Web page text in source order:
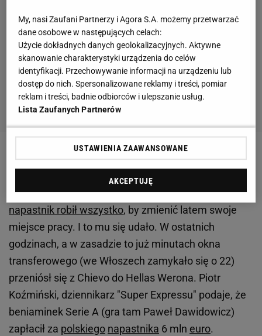
Zobacz wideo
Po tym, jakChievospadło na zapleczeSerieA,polski
napastnik robił wszystko, by zmienić latem swoje
miejsce pracy. I to mu się udało. W ostatnich
godzinach, a w zasadzie to już minutach okna
transferowego (we Włoszech zamykało się o 22)
przeniósł się z Chievo do Hellas Werona. Piotr
Koźmiński, dziennikarz "Super Expressu" podaje, że
beniaminek Serie A (gra tam Paweł Dawidowicz)
zapłacił za polskiego napastnika 6 mln euro.
My, nasi Zaufani Partnerzy i Agora S.A. możemy przetwarzać
dane osobowe w następujących celach:
Użycie dokładnych danych geolokalizacyjnych. Aktywne
skanowanie charakterystyki urządzenia do celów
identyfikacji. Przechowywanie informacji na urządzeniu lub
dostęp do nich. Spersonalizowane reklamy i treści, pomiar
reklam i treści, badnie odbiorców i ulepszanie usług.
Lista Zaufanych Partnerów
USTAWIENIA ZAAWANSOWANE
AKCEPTUJĘ